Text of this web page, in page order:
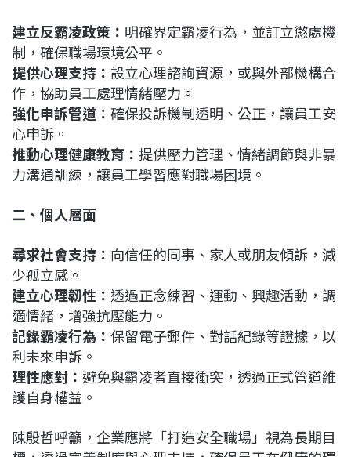
建立反霸凌政策： 明確界定霸凌行為，並訂立懲處機
制，確保職場環境公平。
提供心理支持： 設立心理諮詢資源，或與外部機構合
作，協助員工處理情緒壓力。
強化申訴管道： 確保投訴機制透明、公正，讓員工安
心申訴。
推動心理健康教育： 提供壓力管理、情緒調節與非暴
力溝通訓練，讓員工學習應對職場困境。
二、個人層面
尋求社會支持： 向信任的同事、家人或朋友傾訴，減
少孤立感。
建立心理韌性： 透過正念練習、運動、興趣活動，調
適情緒，增強抗壓能力。
記錄霸凌行為： 保留電子郵件、對話紀錄等證據，以
利未來申訴。
理性應對： 避免與霸凌者直接衝突，透過正式管道維
護自身權益。
陳殷哲呼籲，企業應將「打造安全職場」視為長期目